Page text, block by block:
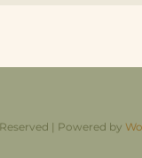
| Powered by